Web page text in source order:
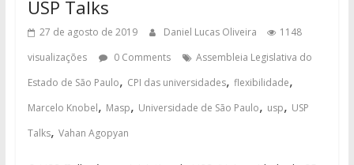
USP Talks
27 de agosto de 2019 Daniel Lucas Oliveira
1148
visualizações
0 Comments
Assembleia Legislativa do
Estado de São Paulo, CPI das universidades, flexibilidade,
Marcelo Knobel, Masp, Universidade de São Paulo, usp, USP
Talks, Vahan Agopyan